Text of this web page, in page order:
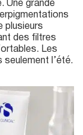
Une grande
plusieurs
des filtres
Les
seulement l’été.